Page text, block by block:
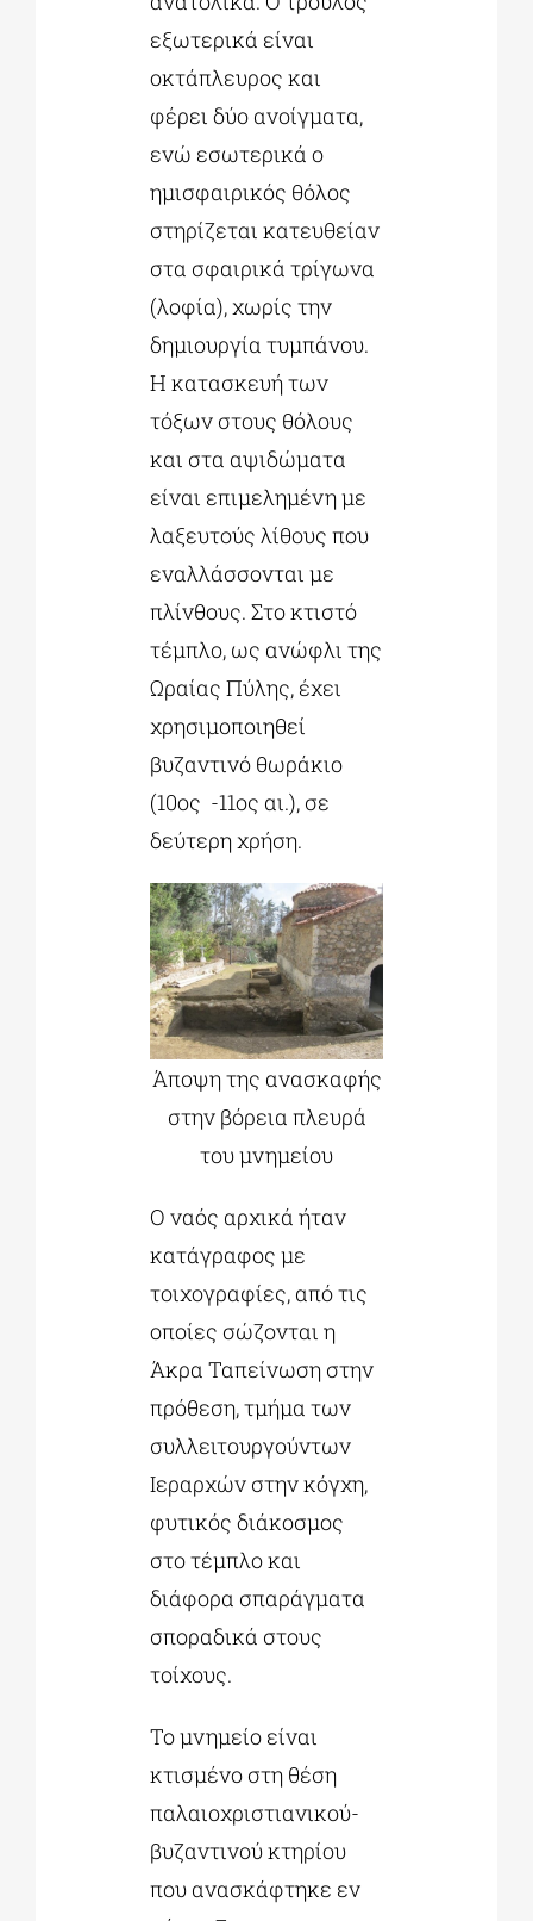
εξωτερικά είναι
οκτάπλευρος και
φέρει δύο ανοίγματα,
ενώ εσωτερικά ο
ημισφαιρικός θόλος
στηρίζεται κατευθείαν
στα σφαιρικά τρίγωνα
(λοφία), χωρίς την
δημιουργία τυμπάνου.
Η κατασκευή των
τόξων στους θόλους
και στα αψιδώματα
είναι επιμελημένη με
λαξευτούς λίθους που
εναλλάσσονται με
πλίνθους. Στο κτιστό
τέμπλο, ως ανώφλι της
Ωραίας Πύλης, έχει
χρησιμοποιηθεί
βυζαντινό θωράκιο
(10ος -11ος αι.), σε
δεύτερη χρήση.
Άποψη της ανασκαφής
στην βόρεια πλευρά
του μνημείου
Ο ναός αρχικά ήταν
κατάγραφος με
τοιχογραφίες, από τις
οποίες σώζονται η
Άκρα Ταπείνωση στην
πρόθεση, τμήμα των
συλλειτουργούντων
Ιεραρχών στην κόγχη,
φυτικός διάκοσμος
στο τέμπλο και
διάφορα σπαράγματα
σποραδικά στους
τοίχους.
Το μνημείο είναι
κτισμένο στη θέση
παλαιοχριστιανικού-
βυζαντινού κτηρίου
που ανασκάφτηκε εν